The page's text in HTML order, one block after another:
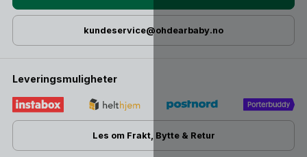
kundeservice@ohdearbaby.no
Leveringsmuligheter
Les om Frakt, Bytte & Retur